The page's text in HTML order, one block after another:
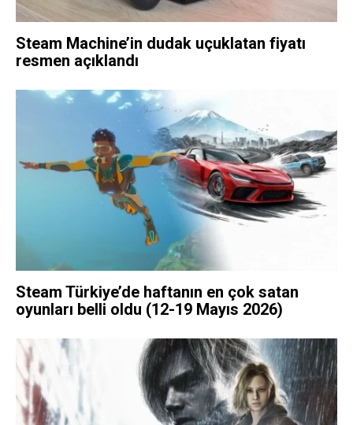
Steam Machine’in dudak uçuklatan fiyatı
resmen açıklandı
Steam Türkiye’de haftanın en çok satan
oyunları belli oldu (12-19 Mayıs 2026)